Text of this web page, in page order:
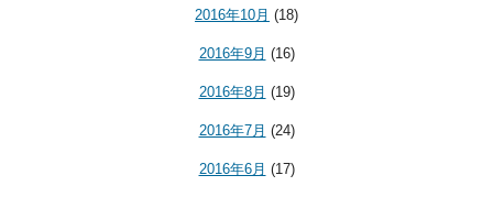
2016年10月 (18)
2016年9月 (16)
2016年8月 (19)
2016年7月 (24)
2016年6月 (17)